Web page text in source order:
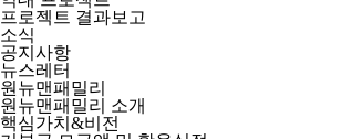
프로젝트 결과보고
소식
공지사항
뉴스레터
원뉴맨패밀리
원뉴맨패밀리 소개
핵심가치&비전